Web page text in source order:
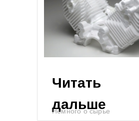
Читать
дальше
Немного о сырье